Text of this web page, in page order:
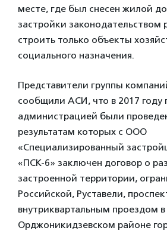
месте, где был снесен жилой
застройки законодательством
строить только объекты
социального назначения.
Представители группы
сообщили АСИ, что в 2017 году
администрацией были
результатам которых с ООО
«Специализированный
«ПСК-6» заключен договор о
застроенной территории,
Российской, Руставели,
внутриквартальным проездом в
Орджоникидзевском районе